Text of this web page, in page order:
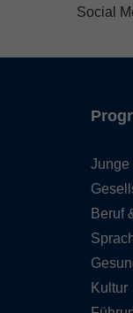
Social
Junge
Beruf
Kultur